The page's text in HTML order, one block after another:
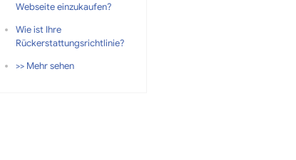
Webseite einzukaufen?
Wie ist Ihre
Rückerstattungsrichtlinie?
>> Mehr sehen